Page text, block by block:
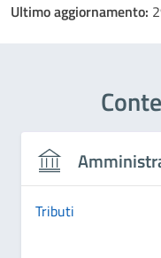
Ultimo aggiornamento:
Tributi